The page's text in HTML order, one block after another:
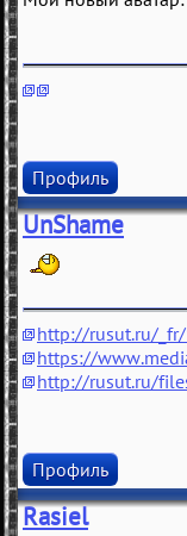
Профиль
UnShame
http://rusut.ru/
https://
http://rusut.ru/
Профиль
Rasiel